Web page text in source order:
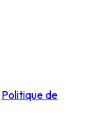
Politique de